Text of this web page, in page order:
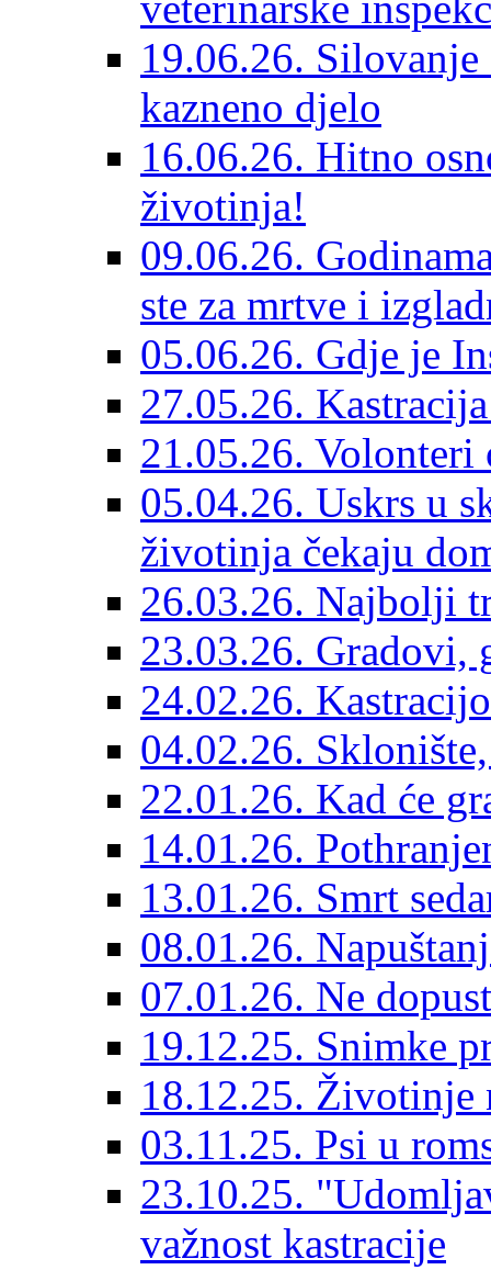
19.06.26.
kazneno djelo
16.06.26. Hitno
životinja!
09.06.26.
ste za mrtve i
05.06.26. Gdje je
27.05.26.
21.05.26. Volonteri
05.04.26. Uskrs u
životinja čekaju
26.03.26. Najbolji
23.03.26. Gradovi,
24.02.26.
04.02.26.
22.01.26. Kad će
14.01.26.
13.01.26. Smrt
08.01.26.
07.01.26. Ne
19.12.25. Snimke
18.12.25. Životinje
03.11.25. Psi u
23.10.25.
važnost kastracije